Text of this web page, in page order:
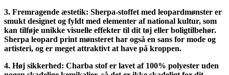
3. Fremragende æstetik: Sherpa-stoffet med leopardmønster er
smukt designet og fyldt med elementer af national kultur, som
kan tilføje unikke visuelle effekter til dit tøj eller boligtilbehør.
Sherpa leopard print mønsteret har også en sans for mode og
artisteri, og er meget attraktivt at have på kroppen.
4. Høj sikkerhed: Charba stof er lavet af 100% polyester uden